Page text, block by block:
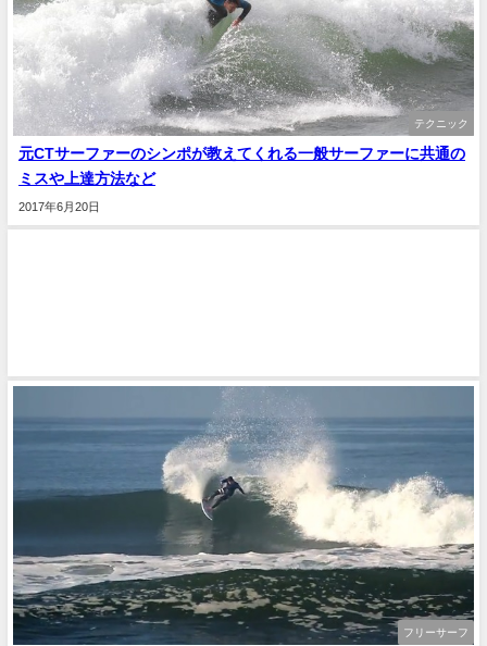
テクニック
元CTサーファーのシンポが教えてくれる一般サーファーに共通の
ミスや上達方法など
2017年6月20日
フリーサーフ